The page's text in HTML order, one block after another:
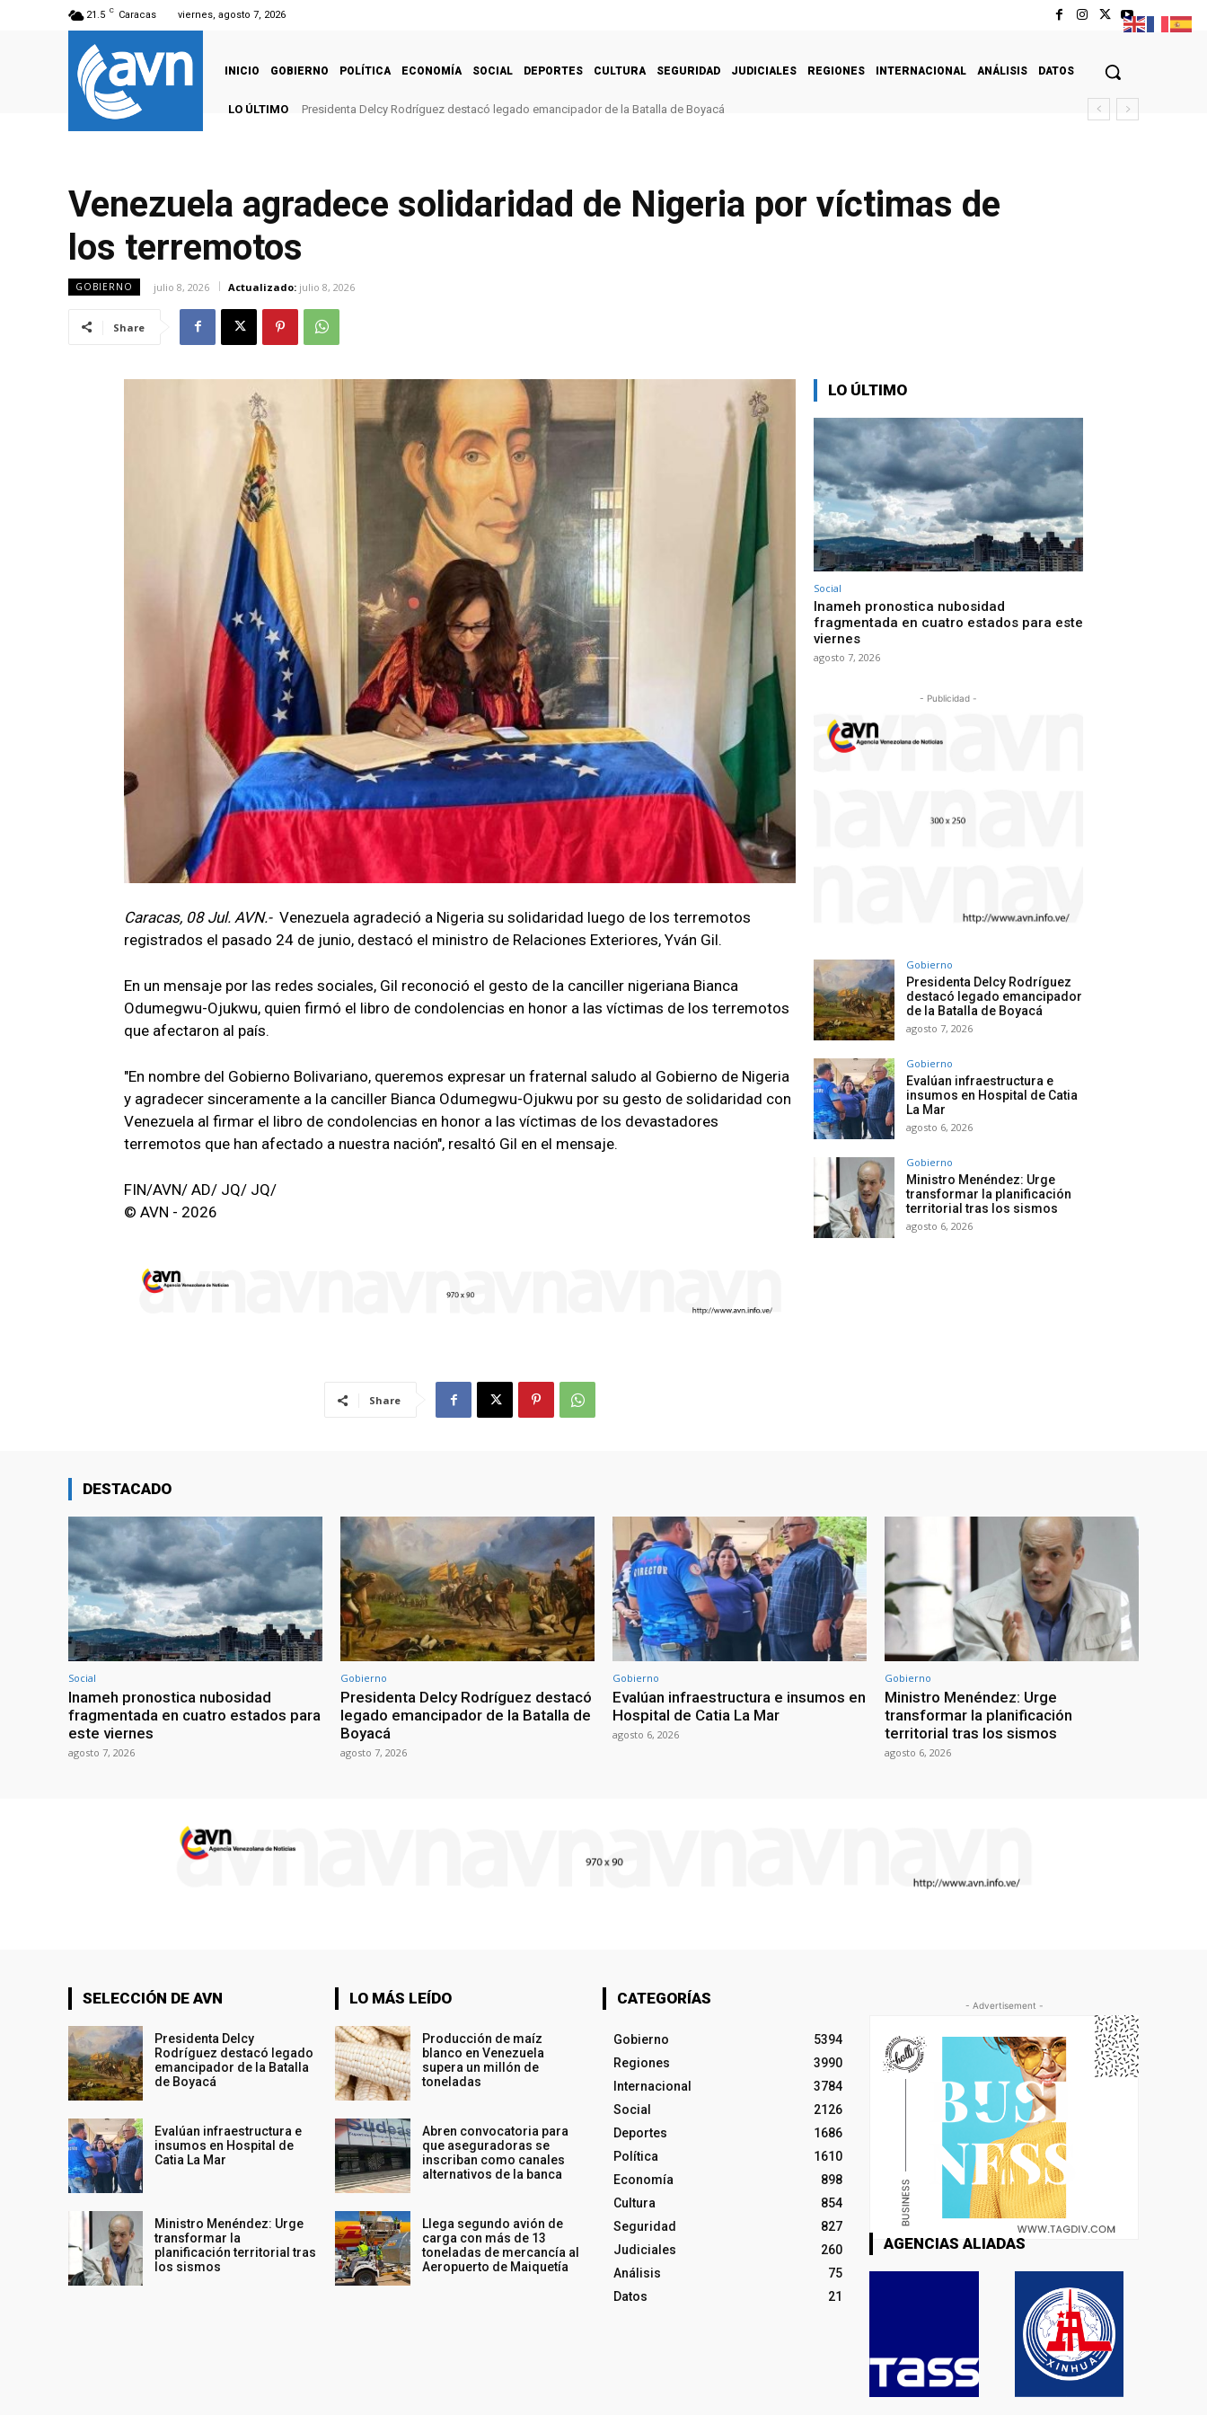
21.5 C Caracas viernes, agosto 7, 2026
INICIO GOBIERNO POLÍTICA ECONOMÍA SOCIAL DEPORTES CULTURA SEGURIDAD JUDICIALES REGIONES INTERNACIONAL ANÁLISIS DATOS
LO ÚLTIMO Presidenta Delcy Rodríguez destacó legado emancipador de la Batalla de Boyacá
Venezuela agradece solidaridad de Nigeria por víctimas de
los terremotos
GOBIERNO julio 8, 2026 Actualizado: julio 8, 2026
Share
Caracas, 08 Jul. AVN.- Venezuela agradeció a Nigeria su solidaridad luego de los terremotos
registrados el pasado 24 de junio, destacó el ministro de Relaciones Exteriores, Yván Gil.
En un mensaje por las redes sociales, Gil reconoció el gesto de la canciller nigeriana Bianca
Odumegwu-Ojukwu, quien firmó el libro de condolencias en honor a las víctimas de los terremotos
que afectaron al país.
"En nombre del Gobierno Bolivariano, queremos expresar un fraternal saludo al Gobierno de Nigeria
y agradecer sinceramente a la canciller Bianca Odumegwu-Ojukwu por su gesto de solidaridad con
Venezuela al firmar el libro de condolencias en honor a las víctimas de los devastadores
terremotos que han afectado a nuestra nación", resaltó Gil en el mensaje.
FIN/AVN/ AD/ JQ/ JQ/
© AVN - 2026
Share
LO ÚLTIMO
Social
Inameh pronostica nubosidad
fragmentada en cuatro estados para este
viernes
agosto 7, 2026
- Publicidad -
Gobierno
Presidenta Delcy Rodríguez
destacó legado emancipador
de la Batalla de Boyacá
agosto 7, 2026
Gobierno
Evalúan infraestructura e
insumos en Hospital de Catia
La Mar
agosto 6, 2026
Gobierno
Ministro Menéndez: Urge
transformar la planificación
territorial tras los sismos
agosto 6, 2026
DESTACADO
Social
Inameh pronostica nubosidad
fragmentada en cuatro estados para
este viernes
agosto 7, 2026
Gobierno
Presidenta Delcy Rodríguez destacó
legado emancipador de la Batalla de
Boyacá
agosto 7, 2026
Gobierno
Evalúan infraestructura e insumos en
Hospital de Catia La Mar
agosto 6, 2026
Gobierno
Ministro Menéndez: Urge
transformar la planificación
territorial tras los sismos
agosto 6, 2026
SELECCIÓN DE AVN
Presidenta Delcy
Rodríguez destacó legado
emancipador de la Batalla
de Boyacá
Evalúan infraestructura e
insumos en Hospital de
Catia La Mar
Ministro Menéndez: Urge
transformar la
planificación territorial tras
los sismos
LO MÁS LEÍDO
Producción de maíz
blanco en Venezuela
supera un millón de
toneladas
Abren convocatoria para
que aseguradoras se
inscriban como canales
alternativos de la banca
Llega segundo avión de
carga con más de 13
toneladas de mercancía al
Aeropuerto de Maiquetía
CATEGORÍAS
Gobierno
5394
Regiones
3990
Internacional
3784
Social
2126
Deportes
1686
Política
1610
Economía
898
Cultura
854
Seguridad
827
Judiciales
260
Análisis
75
Datos
21
- Advertisement -
AGENCIAS ALIADAS